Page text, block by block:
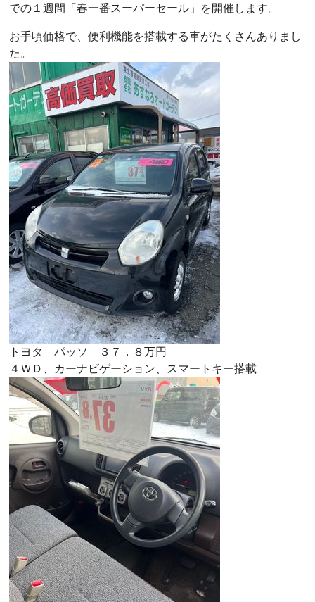
での１週間「春一番スーパーセール」を開催します。
お手頃価格で、便利機能を搭載する車がたくさんありまし
た。
トヨタ パッソ ３７．８万円
４ＷＤ、カーナビゲーション、スマートキー搭載